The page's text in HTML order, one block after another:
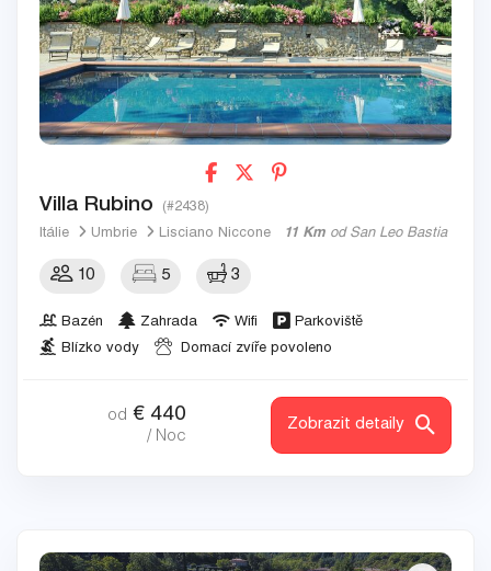
Villa Rubino (#2438)
Itálie Umbrie Lisciano Niccone 11 Km od San Leo Bastia
10 5 3
Bazén Zahrada Wifi
Parkoviště
Blízko vody
Domací zvíře povoleno
od € 440
/ Noc
Zobrazit detaily